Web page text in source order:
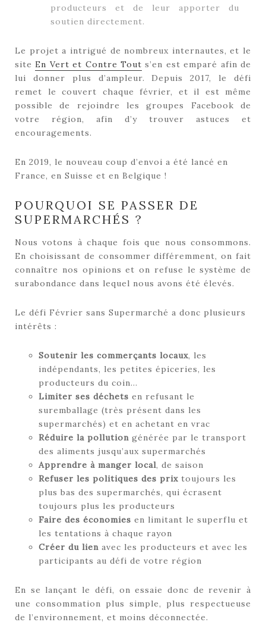
producteurs et de leur apporter du
soutien directement.
Le projet a intrigué de nombreux internautes, et le
siteEn Vert et Contre Tout s’en est emparé afin de
lui donner plus d’ampleur. Depuis 2017, le défi
remet le couvert chaque février, et il est même
possible de rejoindre les groupes Facebook de
votre région, afin d’y trouver astuces et
encouragements.
En 2019, le nouveau coup d’envoi a été lancé en
France, en Suisse et en Belgique !
POURQUOI SE PASSER DE
SUPERMARCHÉS ?
Nous votons à chaque fois que nous consommons.
En choisissant de consommer différemment, on fait
connaître nos opinions et on refuse le système de
surabondance dans lequel nous avons été élevés.
Le défi Février sans Supermarché a donc plusieurs
intérêts :
Soutenir les commerçants locaux, les
indépendants, les petites épiceries, les
producteurs du coin…
Limiter ses déchets en refusant le
suremballage (très présent dans les
supermarchés) et en achetant en vrac
Réduire la pollution générée par le transport
des aliments jusqu’aux supermarchés
Apprendre à manger local, de saison
Refuser les politiques des prix toujours les
plus bas des supermarchés, qui écrasent
toujours plus les producteurs
Faire des économies en limitant le superflu et
les tentations à chaque rayon
Créer du lien avec les producteurs et avec les
participants au défi de votre région
En se lançant le défi, on essaie donc de revenir à
une consommation plus simple, plus respectueuse
de l’environnement, et moins déconnectée.